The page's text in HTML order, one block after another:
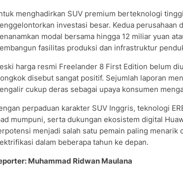
menghadirkan SUV premium berteknologi
investasi besar. Kedua perusahaan
modal bersama hingga 12 miliar yuan
fasilitas produksi dan infrastruktur
harga resmi Freelander 8 First Edition belum
disebut sangat positif. Sejumlah laporan
cukup deras sebagai upaya konsumen
perpaduan karakter SUV Inggris, teknologi
mumpuni, serta dukungan ekosistem digital
menjadi salah satu pemain paling menarik
dalam beberapa tahun ke depan.
Muhammad Ridwan Maulana